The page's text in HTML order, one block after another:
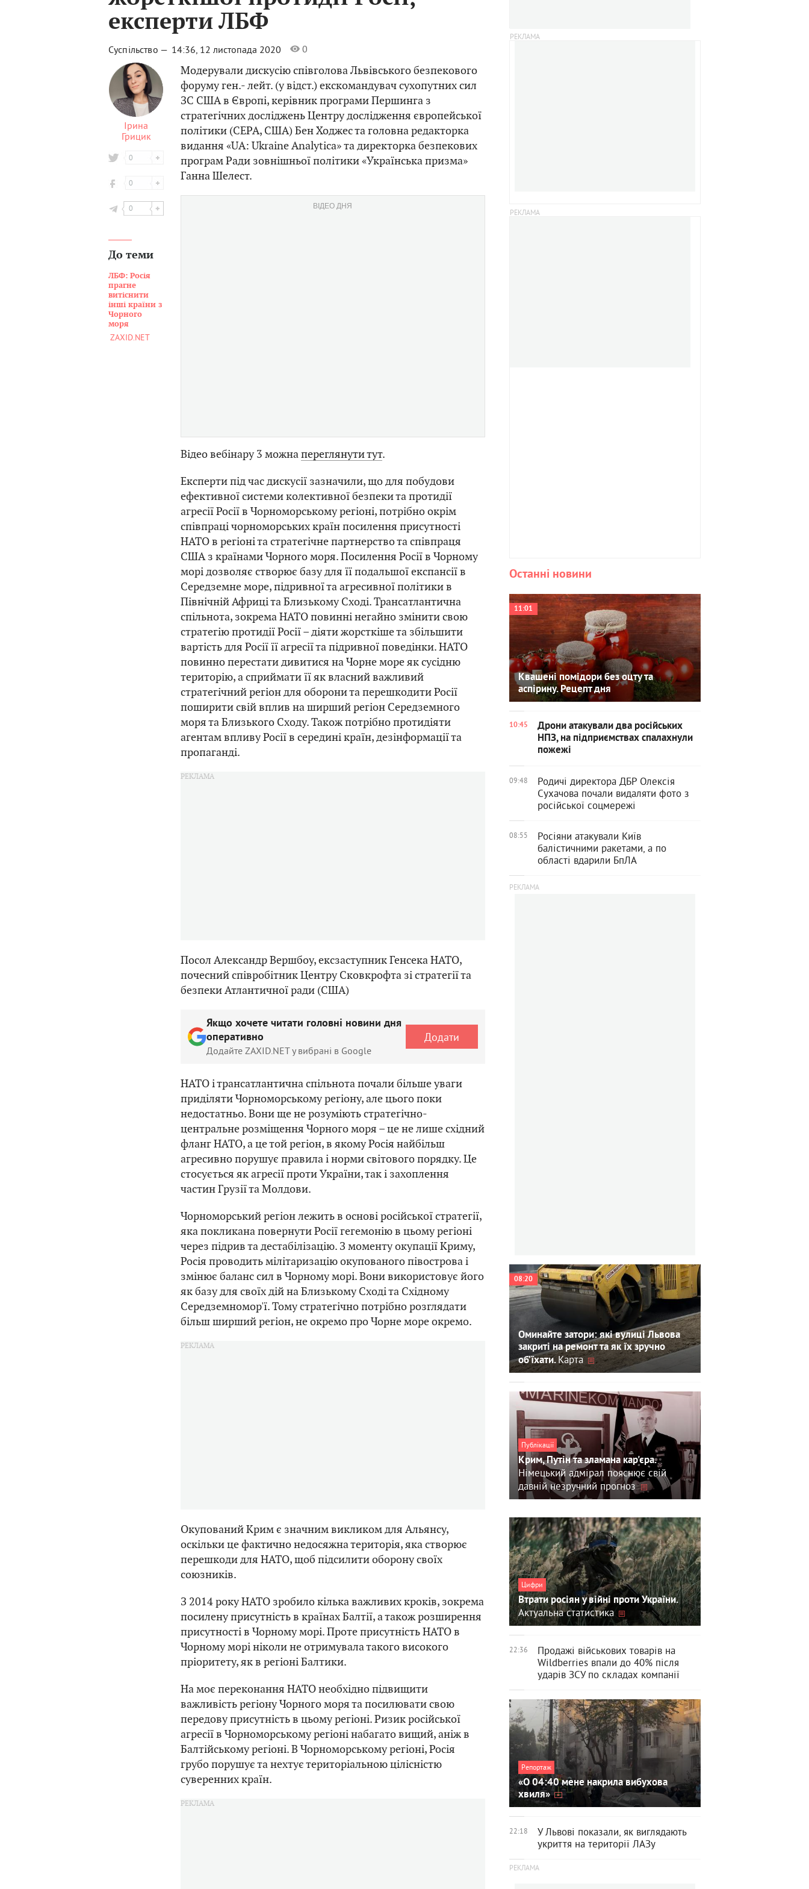
експерти ЛБФ
Суспільство — 14:36, 12 листопада 2020 0
Ірина
Грицик
0
0
0
До теми
ЛБФ: Росія
прагне
витіснити
інші країни з
Чорного
моря
ZAXID.NET
Модерували дискусію співголова Львівського безпекового
форуму ген.- лейт. (у відст.) екскомандувач сухопутних сил
ЗС США в Європі, керівник програми Першинга з
стратегічних досліджень Центру дослідження європейської
політики (СЕРА, США) Бен Ходжес та головна редакторка
видання «UA: Ukraine Analytica» та директорка безпекових
програм Ради зовнішньої політики «Українська призма»
Ганна Шелест.
ВІДЕО ДНЯ
Відео вебінару 3 можнапереглянути тут.
Експерти під час дискусії зазначили, що для побудови
ефективної системи колективної безпеки та протидії
агресії Росії в Чорноморському регіоні, потрібно окрім
співпраці чорноморських країн посилення присутності
НАТО в регіоні та стратегічне партнерство та співпраця
США з країнами Чорного моря. Посилення Росії в Чорному
морі дозволяє створює базу для її подальшої експансії в
Середземне море, підривної та агресивної політики в
Північній Африці та Близькому Сході. Трансатлантична
спільнота, зокрема НАТО повинні негайно змінити свою
стратегію протидії Росії – діяти жорсткіше та збільшити
вартість для Росії її агресії та підривної поведінки. НАТО
повинно перестати дивитися на Чорне море як сусідню
територію, а сприймати її як власний важливий
стратегічний регіон для оборони та перешкодити Росії
поширити свій вплив на ширший регіон Середземного
моря та Близького Сходу. Також потрібно протидіяти
агентам впливу Росії в середині країн, дезінформації та
пропаганді.
Посол Александр Вершбоу, ексзаступник Генсека НАТО,
почесний співробітник Центру Сковкрофта зі cтратегії та
безпеки Атлантичної ради (США)
Якщо хочете читати головні новини дня
оперативно
Додайте ZAXID.NET у вибрані в Google
Додати
НАТО і трансатлантична спільнота почали більше уваги
приділяти Чорноморському регіону, але цього поки
недостатньо. Вони ще не розуміють стратегічно-
центральне розміщення Чорного моря – це не лише східний
фланг НАТО, а це той регіон, в якому Росія найбільш
агресивно порушує правила і норми світового порядку. Це
стосується як агресії проти України, так і захоплення
частин Грузії та Молдови.
Чорноморський регіон лежить в основі російської стратегії,
яка покликана повернути Росії гегемонію в цьому регіоні
через підрив та дестабілізацію. З моменту окупації Криму,
Росія проводить мілітаризацію окупованого півострова і
змінює баланс сил в Чорному морі. Вони використовує його
як базу для своїх дій на Близькому Сході та Східному
Середземномор'ї. Тому стратегічно потрібно розглядати
більш ширший регіон, не окремо про Чорне море окремо.
Окупований Крим є значним викликом для Альянсу,
оскільки це фактично недосяжна територія, яка створює
перешкоди для НАТО, щоб підсилити оборону своїх
союзників.
З 2014 року НАТО зробило кілька важливих кроків, зокрема
посилену присутність в країнах Балтії, а також розширення
присутності в Чорному морі. Проте присутність НАТО в
Чорному морі ніколи не отримувала такого високого
пріоритету, як в регіоні Балтики.
На моє переконання НАТО необхідно підвищити
важливість регіону Чорного моря та посилювати свою
передову присутність в цьому регіоні. Ризик російської
агресії в Чорноморському регіоні набагато вищий, аніж в
Балтійському регіоні. В Чорноморському регіоні, Росія
грубо порушує та нехтує територіальною цілісністю
суверенних країн.
Останні новини
11:01
Квашені помідори без оцту та
аспірину. Рецепт дня
10:45
Дрони атакували два російських
НПЗ, на підприємствах спалахнули
пожежі
09:48
Родичі директора ДБР Олексія
Сухачова почали видаляти фото з
російської соцмережі
08:55
Росіяни атакували Київ
балістичними ракетами, а по
області вдарили БпЛА
08:20
Оминайте затори: які вулиці Львова
закриті на ремонт та як їх зручно
об’їхати. Карта
Публікації
Крим, Путін та зламана кар'єра.
Німецький адмірал пояснює свій
давній незручний прогноз
Цифри
Втрати росіян у війні проти України.
Актуальна статистика
22:36
Продажі військових товарів на
Wildberries впали до 40% після
ударів ЗСУ по складах компанії
Репортаж
«О 04:40 мене накрила вибухова
хвиля»
22:18
У Львові показали, як виглядають
укриття на території ЛАЗу